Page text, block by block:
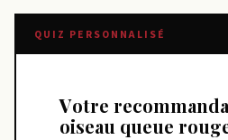
QUIZ PERSONNALISÉ
Votre recommandation sur
oiseau queue